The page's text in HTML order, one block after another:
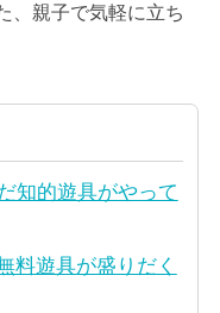
、親子で気軽に立ち
知的遊具がやって
料遊具が盛りだく